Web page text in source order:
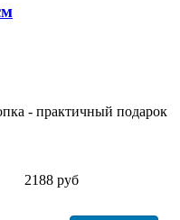
- практичный подарок
2188 руб